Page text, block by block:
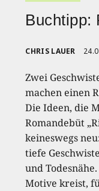
Buchtipp:
CHRIS LAUER
Zwei
machen einen
Die Ideen, die
Romandebüt
keineswegs
tiefe
und
Motive kreist,